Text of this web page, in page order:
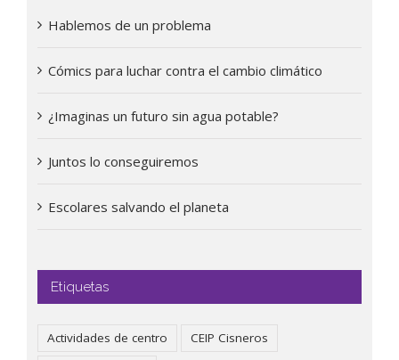
Hablemos de un problema
Cómics para luchar contra el cambio climático
¿Imaginas un futuro sin agua potable?
Juntos lo conseguiremos
Escolares salvando el planeta
Etiquetas
Actividades de centro
CEIP Cisneros